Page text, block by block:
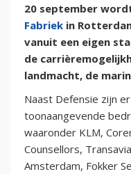
20 september
Fabriek in
vanuit een eigen
de
landmacht, de
Naast Defensie zijn
toonaangevende
waaronder KLM,
Counsellors,
Amsterdam, Fokker